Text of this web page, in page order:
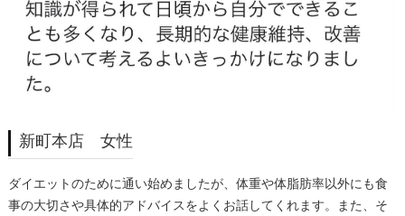
新町本店 女性
ダイエットのために通い始めましたが、体重や体脂肪率以外にも食
事の大切さや具体的アドバイスをよくお話してくれます。また、そ